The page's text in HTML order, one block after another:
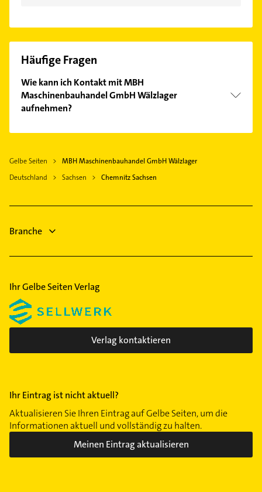
Häufige Fragen
Wie kann ich Kontakt mit MBH
Maschinenbauhandel GmbH Wälzlager
aufnehmen?
Kontaktmöglichkeiten wie Adresse oder Mail in
unserem Kontaktdaten-Bereich auswählen. Hier
Gelbe Seiten
MBH Maschinenbauhandel GmbH Wälzlager
Deutschland
Sachsen Chemnitz Sachsen
Branche
Ihr Gelbe Seiten Verlag
Verlag kontaktieren
Ihr Eintrag ist nicht aktuell?
Aktualisieren Sie Ihren Eintrag auf Gelbe Seiten, um die
Informationen aktuell und vollständig zu halten.
Meinen Eintrag aktualisieren